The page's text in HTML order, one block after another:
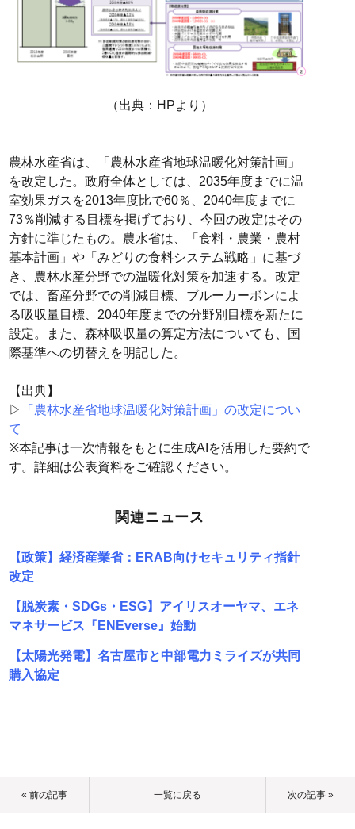
（出典：HPより）
農林水産省は、「農林水産省地球温暖化対策計画」
を改定した。政府全体としては、2035年度までに温
室効果ガスを2013年度比で60％、2040年度までに
73％削減する目標を掲げており、今回の改定はその
方針に準じたもの。農水省は、「食料・農業・農村
基本計画」や「みどりの食料システム戦略」に基づ
き、農林水産分野での温暖化対策を加速する。改定
では、畜産分野での削減目標、ブルーカーボンによ
る吸収量目標、2040年度までの分野別目標を新たに
設定。また、森林吸収量の算定方法についても、国
際基準への切替えを明記した。
【出典】
▷
「農林水産省地球温暖化対策計画」の改定につい
て
※本記事は一次情報をもとに生成AIを活用した要約で
す。詳細は公表資料をご確認ください。
関連ニュース
【政策】経済産業省：ERAB向けセキュリティ指針
改定
【脱炭素・SDGs・ESG】アイリスオーヤマ、エネ
マネサービス『ENEverse』始動
【太陽光発電】名古屋市と中部電力ミライズが共同
購入協定
« 前の記事 一覧に戻る 次の記事 »